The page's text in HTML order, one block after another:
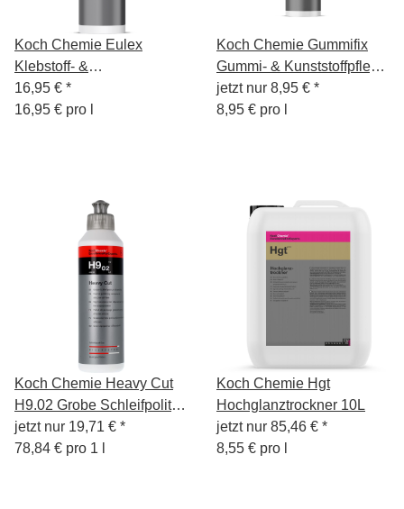
Koch Chemie Eulex
Klebstoff- &
Fleckenentferner 1L
16,95 € *
16,95 € pro l
Koch Chemie Gummifix
Gummi- & Kunststoffpflege
1L
jetzt nur 8,95 € *
8,95 € pro l
Koch Chemie Heavy Cut
H9.02 Grobe Schleifpolitur
250ml
jetzt nur 19,71 € *
78,84 € pro 1 l
Koch Chemie Hgt
Hochglanztrockner 10L
jetzt nur 85,46 € *
8,55 € pro l